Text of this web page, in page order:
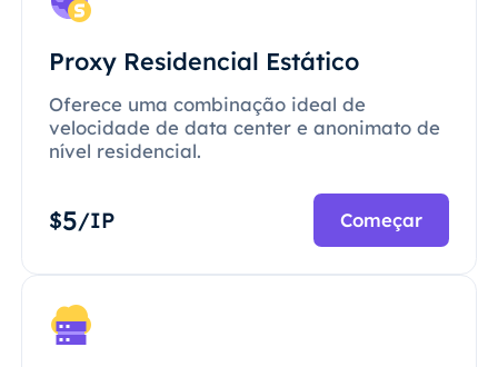
Proxy Residencial Estático
Oferece uma combinação ideal de
velocidade de data center e anonimato de
nível residencial.
$5/IP Começar